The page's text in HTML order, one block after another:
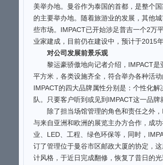
美举办地。曼谷作为泰国的首都，是整个
的主要举办地。随着旅游业的发展，其他
些市场。IMPACT已开始涉足普吉一个2万
业家建成，目前仍在建设中，预计于2015
对公司发展前景乐观
黎运豪骄傲地向记者介绍，IMPACT是
平方米，各类设施齐全，符合举办各种活
IMPACT的四大品牌属性分别是：个性化
队。只要客户听到或见到IMPACT这一品牌
除了担当场馆管理的角色和责任之外，
与来自亚洲和欧洲的展览主办方合作，成
业、LED、工程、绿色环保等，同时，
订了管理位于曼谷市区邮政大厦的协定，
计风格，于近日完成翻修，恢复了昔日的